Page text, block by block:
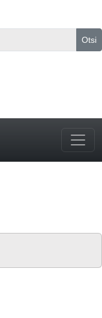
Otsi